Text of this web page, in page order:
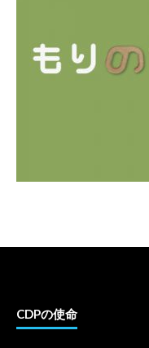
CDPの使命